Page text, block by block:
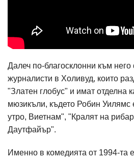
Далеч по-благосклонни към него
журналисти в Холивуд, които
"Златен глобус" и имат отделна
мюзикъли, където Робин Уилямс
утро, Виетнам", "Кралят на
Даутфайър".
Именно в комедията от 1994-та